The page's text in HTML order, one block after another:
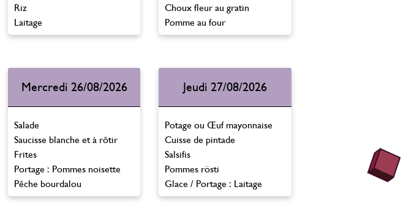
Riz
Laitage
Choux fleur au gratin
Pomme au four
Mercredi 26/08/2026
Salade
Saucisse blanche et à rôtir
Frites
Portage : Pommes noisette
Pêche bourdalou
Jeudi 27/08/2026
Potage ou Œuf mayonnaise
Cuisse de pintade
Salsifis
Pommes rösti
Glace / Portage : Laitage